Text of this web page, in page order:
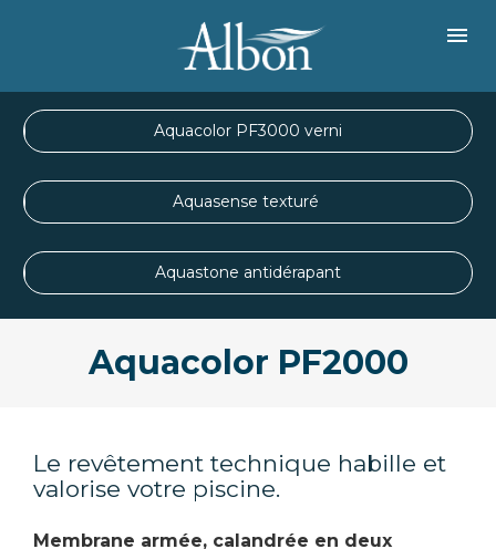
Aquacolor PF3000 verni
Aquasense texturé
Aquastone antidérapant
Aquacolor PF2000
Le revêtement technique habille et
valorise votre piscine.
Membrane armée, calandrée en deux